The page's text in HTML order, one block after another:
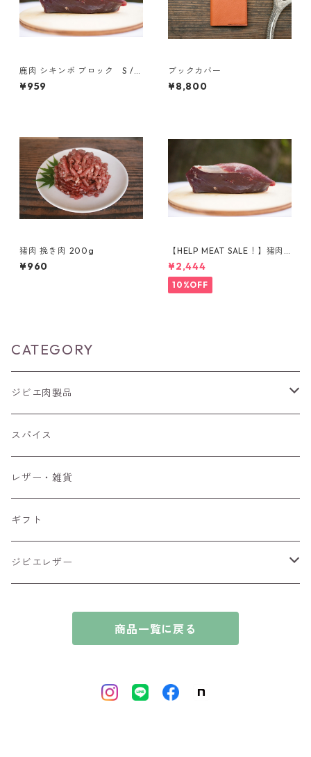
鹿肉 シキンボ ブロック S /
M / L / XL
¥959
ブックカバー
¥8,800
猪肉 挽き肉 200g
¥960
【HELP MEAT SALE！】猪肉
ももブロック（433g）
¥2,444
10%OFF
CATEGORY
ジビエ肉製品
猪肉
ブロック肉
鹿肉
ブロック肉
スパイス
レザー・雑貨
ギフト
ジビエレザー
商品一覧に戻る